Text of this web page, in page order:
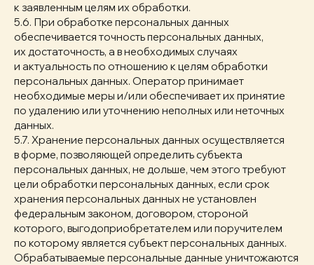
к заявленным целям их обработки.
5.6. При обработке персональных данных
обеспечивается точность персональных данных,
их достаточность, а в необходимых случаях
и актуальность по отношению к целям обработки
персональных данных. Оператор принимает
необходимые меры и/или обеспечивает их принятие
по удалению или уточнению неполных или неточных
данных.
5.7. Хранение персональных данных осуществляется
в форме, позволяющей определить субъекта
персональных данных, не дольше, чем этого требуют
цели обработки персональных данных, если срок
хранения персональных данных не установлен
федеральным законом, договором, стороной
которого, выгодоприобретателем или поручителем
по которому является субъект персональных данных.
Обрабатываемые персональные данные уничтожаются